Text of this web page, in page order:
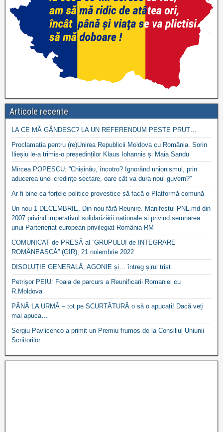
Articole recente
LA CE MĂ GÂNDESC? LA UN REFERENDUM PESTE PRUT…
Proclamația pentru (re)Unirea Republicii Moldova cu România. Sorin
Ilieșiu le-a trimis-o președinților Klaus Iohannis și Maia Sandu
Mircea POPESCU: ”Chișinău, încotro? Ignorând unionismul, prin
aducerea unei credințe sectare, oare cât va dura noul guvern?”
Ar fi bine ca forțele politice provestice să facă o Platformă comună
Un nou 1 DECEMBRIE. Din nou fără Reunire. Manifestul PNL.md din
2007 privind imperativul solidarizării naționale si privind semnarea
unui Parteneriat european privilegiat România-RM
COMUNICAT de PRESĂ al ”GRUPULUI de INTEGRARE
ROMÂNEASCĂ” (GIR), 21 noiembrie 2022
DISOLUȚIE GENERALĂ, AGONIE și… întreg șirul trist…
Petrișor PEIU: Foaia de parcurs a Reunificarii Romaniei cu
R.Moldova
PÂNĂ LA URMĂ – tot pe SCURTĂTURĂ o să o apucați! Dacă veți
mai apuca…
Sergiu Pavlicenco a primit un Premiu frumos de la Consiliul Uniunii
Scriitorilor